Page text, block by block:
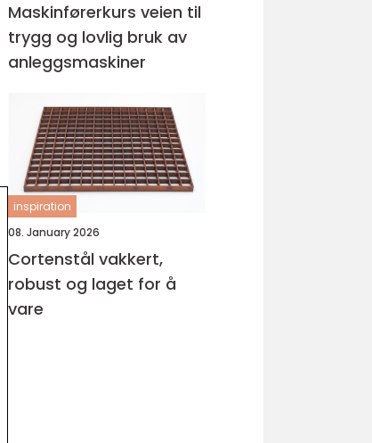
Maskinførerkurs veien til
trygg og lovlig bruk av
anleggsmaskiner
inspiration
08. January 2026
Cortenstål vakkert,
robust og laget for å
vare